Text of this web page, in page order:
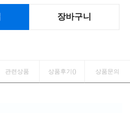
장바구니
관련상품 상품후기() 상품문의